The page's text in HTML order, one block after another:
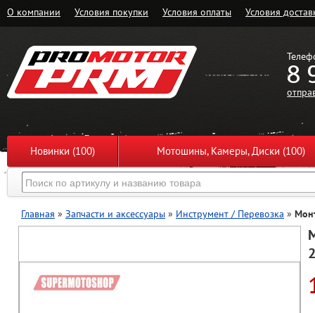
О компании Условия покупки Условия оплаты Условия
8
Новинки (100) Мотошины, Камеры, Диски (100)
Главная » Запчасти и аксессуары » Инструмент / Перевозка »